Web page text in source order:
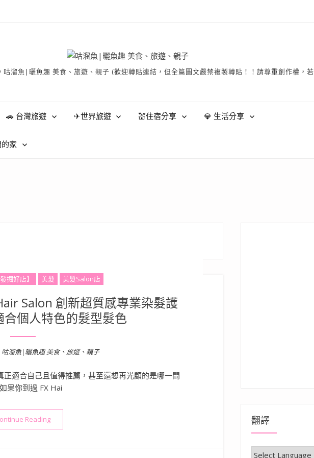
魚|曬魚趣 美食、旅遊、親子 (歡迎轉貼連結，但全篇圖文嚴禁複製轉貼！！請尊重創作權，
🚗 台灣旅遊 ✈世界旅遊 💒住宿分享 💎 生活分享
家
發掘好店】 美髮 美髮Salon店
Salon 創新超質感專業染髮護
個人特色的髮型髮色
咕溜魚|曬魚趣 美食、旅遊、親子
適合自己且值得推薦，甚至還想再光顧的是哪一間
果你到過 FX Hai
Reading“高雄楠梓髮廊推薦》FX Hair Salon 創新超質感專業染髮護髮，聆聽打造適合個人特色的髮
翻譯